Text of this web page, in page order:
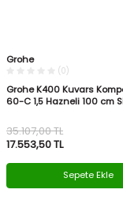
Grohe
(0)
Grohe K400 Kuvars
60-C 1,5 Hazneli 100 cm
17.553,50TL
35.107,00TL
Sepete Ekle